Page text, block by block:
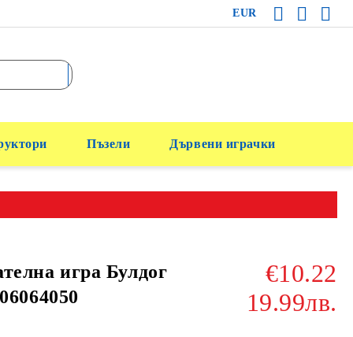
EUR
Пъзели Дървени играчки
игра Булдог
€10.22
19.99лв.